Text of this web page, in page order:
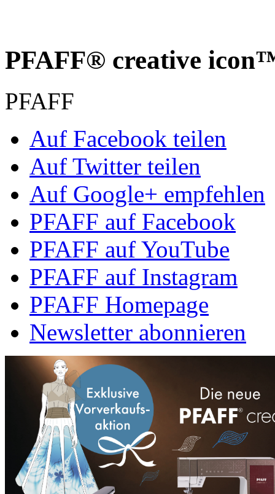
PFAFF® creative
PFAFF
Auf Facebook teilen
Auf Twitter teilen
Auf Google+ empfehlen
PFAFF auf Facebook
PFAFF auf YouTube
PFAFF auf Instagram
PFAFF Homepage
Newsletter abonnieren